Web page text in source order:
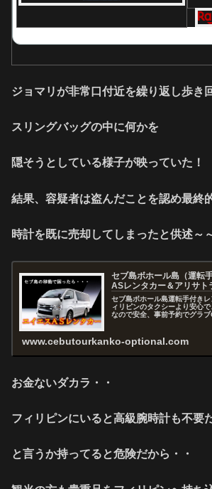
ジョマリが非常口付近を繰り返し歩き
スリングバッグの中に何かを
隠そうとしている様子が映っていた！
結果、容疑者は盗んだことを認め最終
時計を既に売却してしまったと供述～
セブ島ボホール島（運転
ASレンタカー＆アリサト
セブ島ボホール島運転手付き
ィリピンのタクシーより安心
なので安全、事前予約でグラ
www.cebutourkanko-optional.com
お金ないダカラ・・
フィリピンにいると高級腕時計も不要
と言うか持ってると危険だから・・